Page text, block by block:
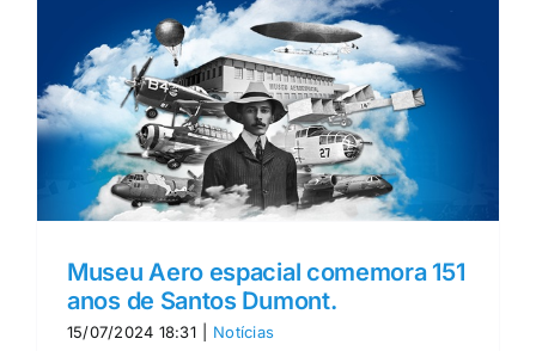
Museu Aero espacial comemora 151
anos de Santos Dumont.
15/07/2024 18:31 Notícias